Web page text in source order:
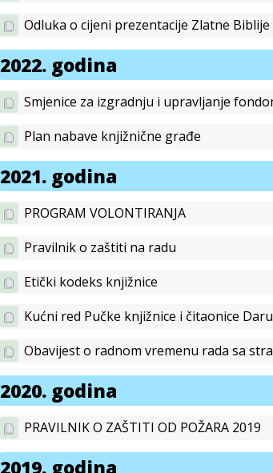
Odluka o cijeni prezentacije Zlatne Biblije
2022. godina
Smjenice za izgradnju i upravljanje
Plan nabave knjižnične građe
2021. godina
PROGRAM VOLONTIRANJA
Pravilnik o zaštiti na radu
Etički kodeks knjižnice
Kućni red Pučke knjižnice i čitaonice
Obavijest o radnom vremenu rada sa
2020. godina
PRAVILNIK O ZAŠTITI OD POŽARA 2019
2019. godina